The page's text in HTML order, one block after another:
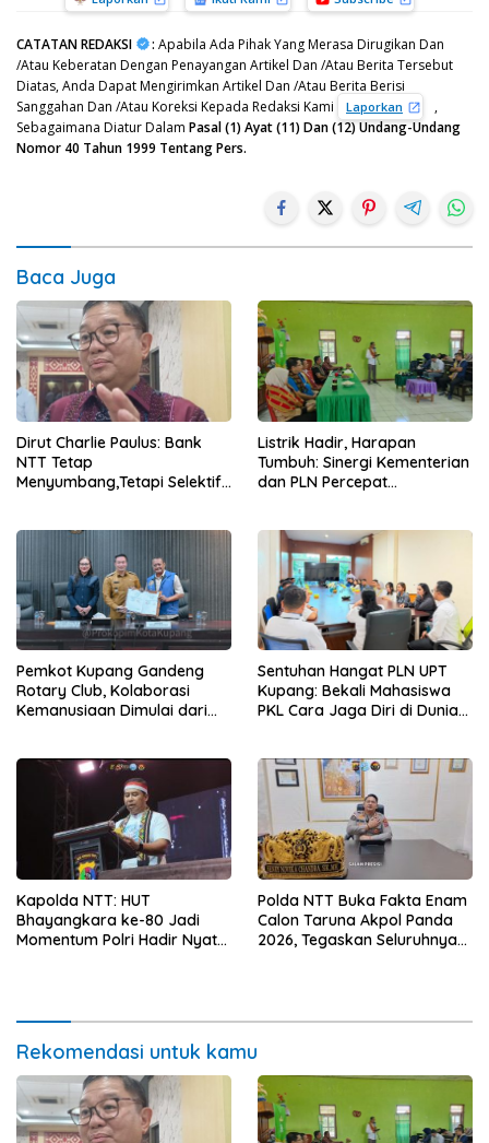
CATATAN REDAKSI : Apabila Ada Pihak Yang Merasa Dirugikan Dan
/Atau Keberatan Dengan Penayangan Artikel Dan /Atau Berita Tersebut
Diatas, Anda Dapat Mengirimkan Artikel Dan /Atau Berita Berisi
Sanggahan Dan /Atau Koreksi Kepada Redaksi Kami
Laporkan
,
Sebagaimana Diatur Dalam Pasal (1) Ayat (11) Dan (12) Undang-Undang
Nomor 40 Tahun 1999 Tentang Pers.
Baca Juga
Dirut Charlie Paulus: Bank
NTT Tetap
Menyumbang,Tetapi Selektif
Listrik Hadir, Harapan
Tumbuh: Sinergi Kementerian
dan PLN Percepat
Pemkot Kupang Gandeng
Rotary Club, Kolaborasi
Kemanusiaan Dimulai dari
Sentuhan Hangat PLN UPT
Kupang: Bekali Mahasiswa
PKL Cara Jaga Diri di Dunia
Kapolda NTT: HUT
Bhayangkara ke-80 Jadi
Momentum Polri Hadir Nyata
Polda NTT Buka Fakta Enam
Calon Taruna Akpol Panda
2026, Tegaskan Seluruhnya
Rekomendasi untuk kamu